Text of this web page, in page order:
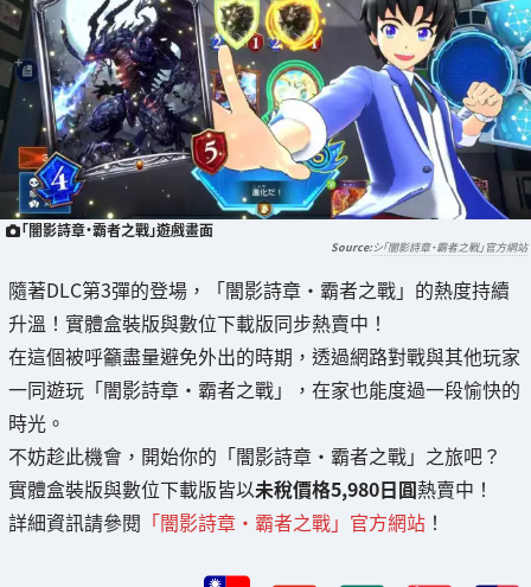
「闇影詩章‧霸者之戰」遊戲畫面
シ「闇影詩章‧霸者之戰」官方網站
隨著DLC第3彈的登場，「闇影詩章‧霸者之戰」的熱度持續
升溫！實體盒裝版與數位下載版同步熱賣中！
在這個被呼籲盡量避免外出的時期，透過網路對戰與其他玩家
一同遊玩「闇影詩章‧霸者之戰」，在家也能度過一段愉快的
時光。
不妨趁此機會，開始你的「闇影詩章‧霸者之戰」之旅吧？
實體盒裝版與數位下載版皆以未稅價格5,980日圓熱賣中！
詳細資訊請參閱 「闇影詩章‧霸者之戰」官方網站 ！